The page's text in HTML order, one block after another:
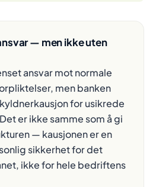
— men ikke uten
ansvar mot normale
men banken
for usikrede
er ikke samme som å gi
— kausjonen er en
sikkerhet for det
ikke for hele bedriftens